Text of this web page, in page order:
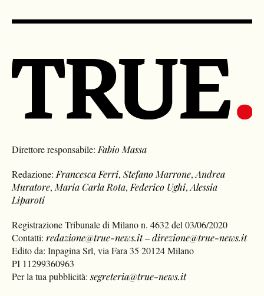
Direttore responsabile: Fabio Massa
Redazione: Francesca Ferri,Stefano Marrone,Andrea
Muratore, Maria Carla Rota, Federico Ughi,Alessia
Liparoti
Registrazione Tribunale di Milano n. 4632 del 03/06/2020
Contatti:redazione@true-news.it–direzione@true-news.it
Edito da: Inpagina Srl, via Fara 35 20124 Milano
PI 11299360963
Per la tua pubblicità:segreteria@true-news.it